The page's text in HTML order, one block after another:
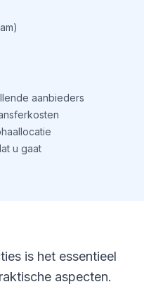
aanbieders
u gaat
is het essentieel
aspecten.